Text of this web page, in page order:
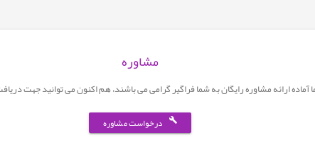
مشاوره
آماده ارائه مشاوره رایگان به شما فراگیر گرامی می باشند، هم اکنون می توانید جهت
درخواست مشاوره